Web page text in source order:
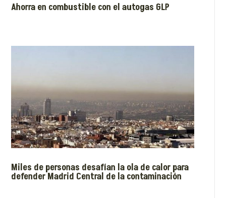
Ahorra en combustible con el autogas GLP
Miles de personas desafían la ola de calor para
defender Madrid Central de la contaminación